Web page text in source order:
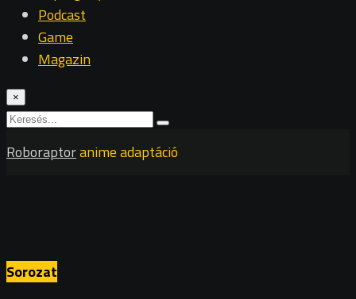
Podcast
Game
Magazin
×
Roboraptoranime adaptáció
Sorozat